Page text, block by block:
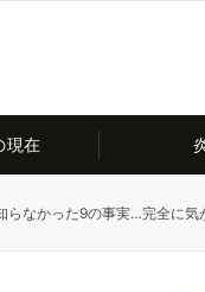
現在
らなかった9の事実…完全に